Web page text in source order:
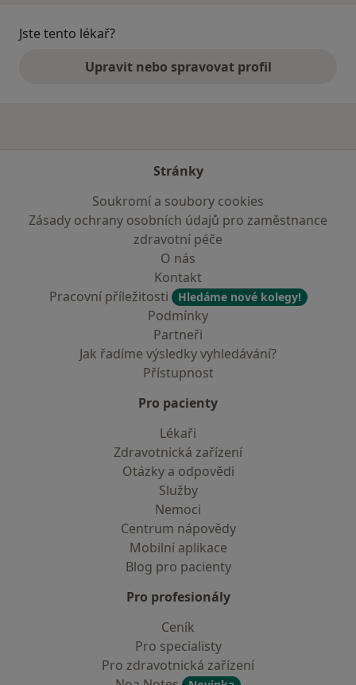
Jste tento lékař?
Upravit nebo spravovat profil
Stránky
Soukromí a soubory cookies
Zásady ochrany osobních údajů pro zaměstnance
zdravotní péče
O nás
Kontakt
Pracovní příležitosti
Hledáme nové kolegy!
Podmínky
Partneři
Jak řadíme výsledky vyhledávání?
Přístupnost
Pro pacienty
Lékaři
Zdravotnická zařízení
Otázky a odpovědi
Služby
Nemoci
Centrum nápovědy
Mobilní aplikace
Blog pro pacienty
Pro profesionály
Ceník
Pro specialisty
Pro zdravotnická zařízení